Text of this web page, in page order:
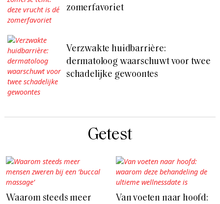
zomerfavoriet
Verzwakte huidbarrière:
dermatoloog waarschuwt voor twee
schadelijke gewoontes
Getest
Waarom steeds meer
Van voeten naar hoofd: